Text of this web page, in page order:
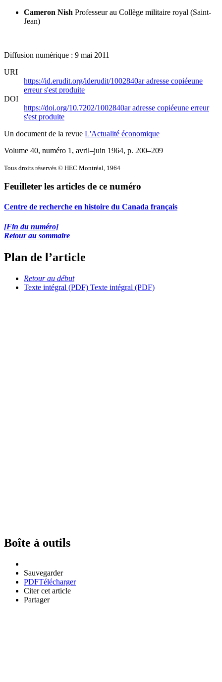
Cameron Nish Professeur au Collège militaire royal (Saint-
Jean)
Diffusion numérique : 9 mai 2011
URI
https://id.erudit.org/iderudit/1002840aradresse copiéeune
erreur s'est produite
DOI
https://doi.org/10.7202/1002840aradresse copiéeune erreur
s'est produite
Un document de la revue L'Actualité économique
Volume 40, numéro 1, avril–juin 1964, p. 200–209
Tous droits réservés © HEC Montréal, 1964
Feuilleter les articles de ce numéro
Centre de recherche en histoire du Canada français
[Fin du numéro]
Retour au sommaire
Plan de l’article
Retour au début
Texte intégral (PDF) Texte intégral (PDF)
Boîte à outils
Sauvegarder
PDFTélécharger
Citer cet article
Partager